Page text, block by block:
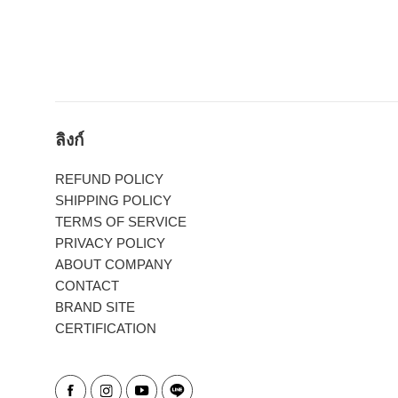
ลิงก์
REFUND POLICY
SHIPPING POLICY
TERMS OF SERVICE
PRIVACY POLICY
ABOUT COMPANY
CONTACT
BRAND SITE
CERTIFICATION